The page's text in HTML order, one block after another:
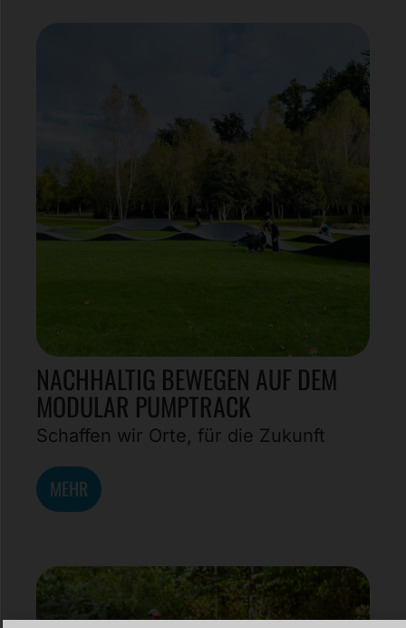
NACHHALTIG BEWEGEN AUF DEM
MODULAR PUMPTRACK
Schaffen wir Orte, für die Zukunft
MEHR